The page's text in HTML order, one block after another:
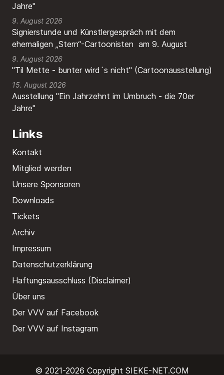
Jahre"
9. August 2026
Signierstunde und Künstlergespräch mit dem
ehemaligen „Stern“-Cartoonisten am 9. August
9. August 2026
"Til Mette - bunter wird´s nicht" (Cartoonausstellung)
15. August 2026
Ausstellung "Ein Jahrzehnt im Umbruch - die 70er
Jahre"
Links
Kontakt
Mitglied werden
Unsere Sponsoren
Downloads
Tickets
Archiv
Impressum
Datenschutzerklärung
Haftungsausschluss (Disclaimer)
Über uns
Der VVV auf Facebook
Der VVV auf Instagram
© 2021-2026 Copyright SIEKE-NET.COM